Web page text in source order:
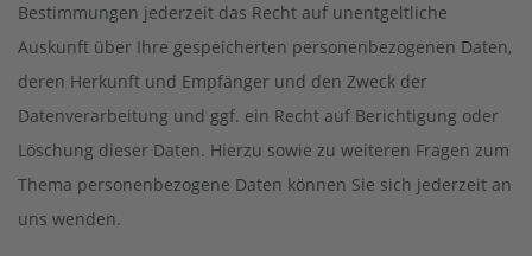
Bestimmungen jederzeit das Recht auf unentgeltliche
Auskunft über Ihre gespeicherten personenbezogenen Daten,
deren Herkunft und Empfänger und den Zweck der
Datenverarbeitung und ggf. ein Recht auf Berichtigung oder
Löschung dieser Daten. Hierzu sowie zu weiteren Fragen zum
Thema personenbezogene Daten können Sie sich jederzeit an
uns wenden.